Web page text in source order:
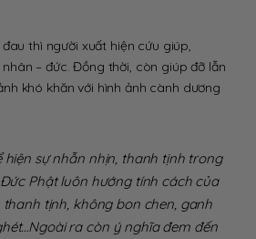
thì người xuất hiện cứu giúp,
– đức. Đồng thời, còn giúp đỡ lẫn
khó khăn với hình ảnh cành dương
sự nhẫn nhịn, thanh tịnh trong
Phật luôn hướng tính cách của
tịnh, không bon chen, ganh
ra còn ý nghĩa đem đến